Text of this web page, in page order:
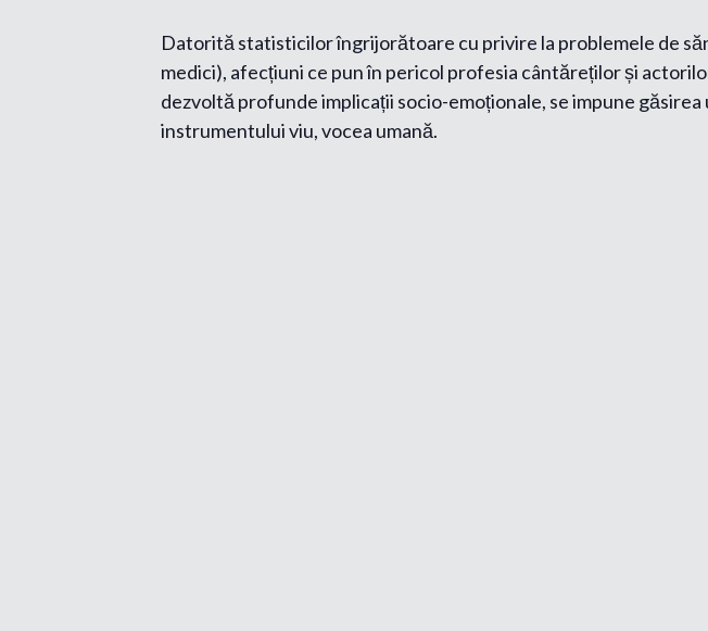
Datorită statisticilor îngrijorătoare cu privire la problemele de
medici), afecțiuni ce pun în pericol profesia cântăreților și
dezvoltă profunde implicații socio-emoționale, se impune
instrumentului viu, vocea umană.